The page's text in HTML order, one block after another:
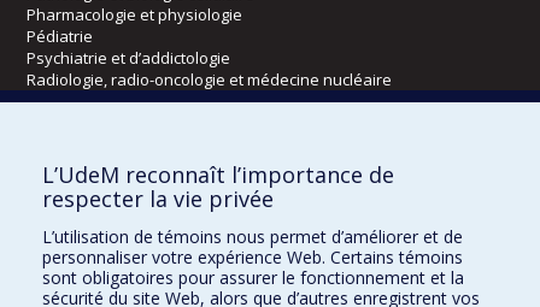
Pharmacologie et physiologie
Pédiatrie
Psychiatrie et d’addictologie
Radiologie, radio-oncologie et médecine nucléaire
Écoles
Kinésiologie et des sciences de l’activité physique
Orthophonie et audiologie
Réadaptation
Directions
L’UdeM reconnaît l’importance de
respecter la vie privée
L’utilisation de témoins nous permet d’améliorer et de
personnaliser votre expérience Web. Certains témoins
sont obligatoires pour assurer le fonctionnement et la
sécurité du site Web, alors que d’autres enregistrent vos